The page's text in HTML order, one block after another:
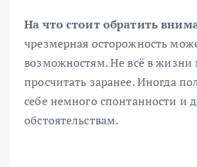
На что стоит обратить
чрезмерная осторожность
возможностям. Не всё в
просчитать заранее. Иногда
себе немного спонтанности и
обстоятельствам.